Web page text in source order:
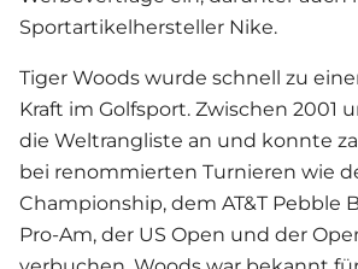
Sportartikelhersteller Nike.
Tiger Woods wurde schnell zu
Kraft im Golfsport. Zwischen 2001
die Weltrangliste an und konnte
bei renommierten Turnieren wie
Championship, dem AT&T Pebble
Pro-Am, der US Open und der